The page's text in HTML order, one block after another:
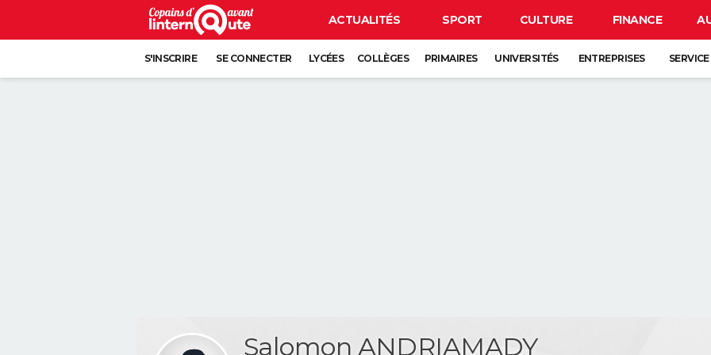
ACTUALITÉS SPORT CULTURE FINANCE
S'INSCRIRE SE CONNECTER LYCÉES COLLÈGES PRIMAIRES UNIVERSITÉS ENTREPRISES
Salomon ANDRIAMADY